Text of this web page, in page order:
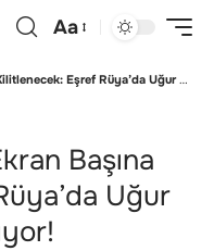
Aa
Rüya’da Uğur Yücel Fırtınası Başlıyor!
Başına
Uğur